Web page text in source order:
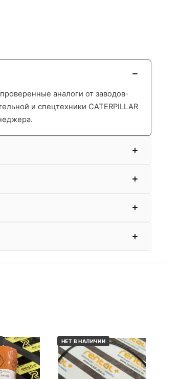
аналоги от заводов-
и спецтехники CATERPILLAR
НЕТ В НАЛИЧИИ